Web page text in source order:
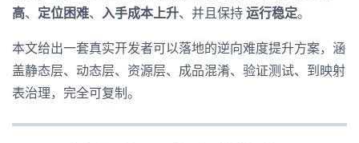
高、 定位困难、 入手成本上升、并且保持运行稳定。
本文给出一套真实开发者可以落地的逆向难度提升方案，涵
盖静态层、动态层、资源层、成品混淆、验证测试、到映射
表治理，完全可复制。